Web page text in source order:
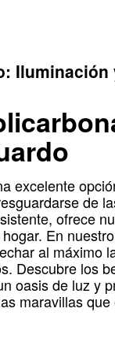
Iluminación
excelente
de
ofrece
En
al máximo
Descubre los
oasis de luz y
maravillas